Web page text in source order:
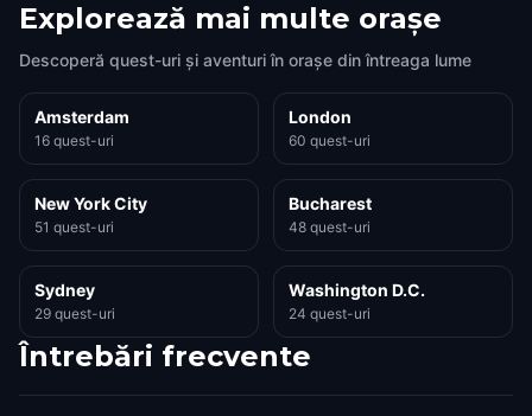
Explorează mai multe orașe
Descoperă quest-uri și aventuri în orașe din întreaga lume
Amsterdam
16 quest-uri
London
60 quest-uri
New York City
51 quest-uri
Bucharest
48 quest-uri
Sydney
29 quest-uri
Washington D.C.
24 quest-uri
Întrebări frecvente